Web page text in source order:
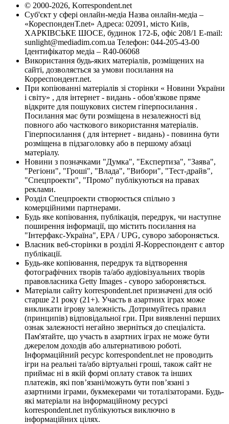
© 2000-2026, Korrespondent.net
Суб'єкт у сфері онлайн-медіа Назва онлайн-медіа –
«КореспонденТ.net» Адреса: 02091, місто Київ,
ХАРКІВСЬКЕ ШОСЕ, будинок 172-Б, офіс 208/1 E-mail:
sunlight@mediadim.com.ua Телефон: 044-205-43-00
Ідентифікатор медіа – R40-06068
Використання будь-яких матеріалів, розміщених на
сайті, дозволяється за умови посилання на
Корреспондент.net.
При копіюванні матеріалів зі сторінки « Новини України
і світу» , для інтернет - видань - обов'язкове пряме
відкрите для пошукових систем гіперпосилання .
Посилання має бути розміщена в незалежності від
повного або часткового використання матеріалів.
Гіперпосилання ( для інтернет - видань) - повинна бути
розміщена в підзаголовку або в першому абзаці
матеріалу.
Новини з позначками "Думка", "Експертиза", "Заява",
"Регіони", "Гроші", "Влада", "Вибори", "Тест-драйв",
"Спецпроекти", "Промо" публікуються на правах
реклами.
Розділ Спецпроекти створюється спільно з
комерційними партнерами.
Будь яке копіювання, публікація, передрук, чи наступне
поширення інформації, що містить посилання на
"Інтерфакс-Україна", EPA / UPG, суворо забороняється.
Власник веб-сторінки в розділі Я-Корреспондент є автор
публікації.
Будь-яке копіювання, передрук та відтворення
фотографічних творів та/або аудіовізуальних творів
правовласника Getty Images - суворо забороняється.
Матеріали сайту korrespondent.net призначені для осіб
старше 21 року (21+). Участь в азартних іграх може
викликати ігрову залежність. Дотримуйтесь правил
(принципів) відповідальної гри. При виявленні перших
ознак залежності негайно зверніться до спеціаліста.
Пам'ятайте, що участь в азартних іграх не може бути
джерелом доходів або альтернативою роботі.
Інформаційний ресурс korrespondent.net не проводить
ігри на реальні та/або віртуальні гроші, також сайт не
приймає ні в якій формі оплату ставок та інших
платежів, які пов’язані/можуть бути пов’язані з
азартними іграми, букмекерами чи тоталізаторами. Будь-
які матеріали на інформаційному ресурсі
korrespondent.net публікуються виключно в
інформаційних цілях.